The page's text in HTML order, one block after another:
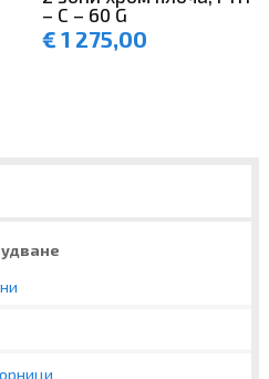
– C – 60 G
€ 1 275,00